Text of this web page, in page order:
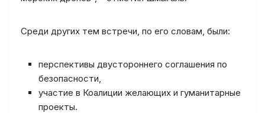
Среди других тем встречи, по его словам, были:
перспективы двустороннего соглашения по
безопасности,
участие в Коалиции желающих и гуманитарные
проекты.